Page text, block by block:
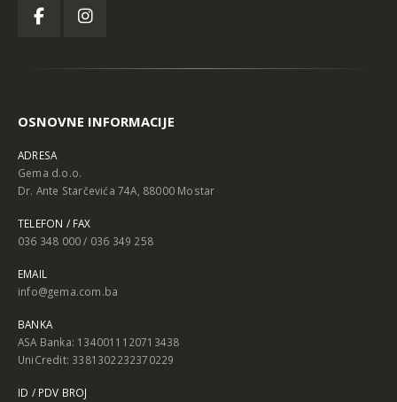
OSNOVNE INFORMACIJE
ADRESA
Gema d.o.o.
Dr. Ante Starčevića 74A, 88000 Mostar
TELEFON / FAX
036 348 000 / 036 349 258
EMAIL
info@gema.com.ba
BANKA
ASA Banka: 1340011120713438
UniCredit: 3381302232370229
ID / PDV BROJ